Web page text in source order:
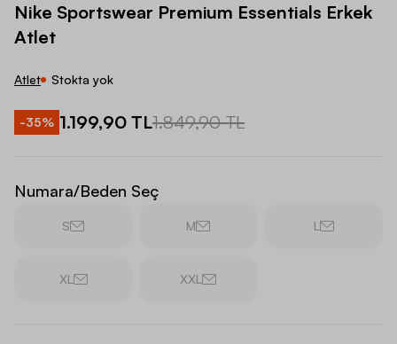
Nike Sportswear Premium Essentials Erkek
Atlet
Atlet Stokta yok
-35% 1.199,90 TL1.849,90 TL
Numara/Beden Seç
S M L
XL XXL